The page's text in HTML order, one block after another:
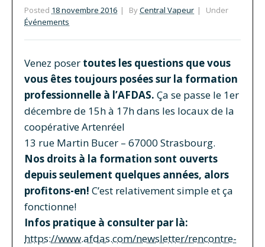
Posted 18 novembre 2016 ByCentral Vapeur
Under
Événements
Venez poser toutes les questions que vous
vous êtes toujours posées sur la formation
professionnelle à l’AFDAS. Ça se passe le 1er
décembre de 15h à 17h dans les locaux de la
coopérative Artenréel
13 rue Martin Bucer – 67000 Strasbourg.
Nos droits à la formation sont ouverts
depuis seulement quelques années, alors
profitons-en! C’est relativement simple et ça
fonctionne!
Infos pratique à consulter par là:
https://www.afdas.com/newsletter/rencontre-